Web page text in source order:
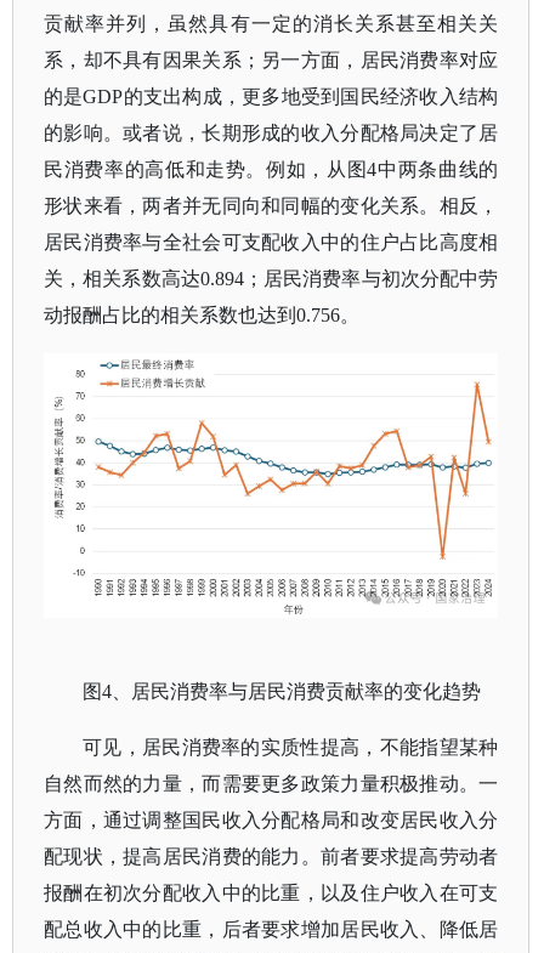
贡献率并列，虽然具有一定的消长关系甚至相关关
系，却不具有因果关系；另一方面，居民消费率对应
的是GDP的支出构成，更多地受到国民经济收入结构
的影响。或者说，长期形成的收入分配格局决定了居
民消费率的高低和走势。例如，从图4中两条曲线的
形状来看，两者并无同向和同幅的变化关系。相反，
居民消费率与全社会可支配收入中的住户占比高度相
关，相关系数高达0.894；居民消费率与初次分配中劳
动报酬占比的相关系数也达到0.756。
图4、居民消费率与居民消费贡献率的变化趋势
可见，居民消费率的实质性提高，不能指望某种
自然而然的力量，而需要更多政策力量积极推动。一
方面，通过调整国民收入分配格局和改变居民收入分
配现状，提高居民消费的能力。前者要求提高劳动者
报酬在初次分配收入中的比重，以及住户收入在可支
配总收入中的比重，后者要求增加居民收入、降低居